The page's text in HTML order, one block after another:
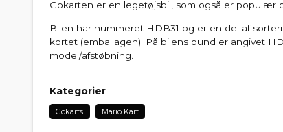
Gokarten er en legetøjsbil, som også er populær
Bilen har nummeret HDB31 og er en del af
kortet (emballagen). På bilens bund er angivet
model/afstøbning.
Kategorier
Gokarts Mario Kart